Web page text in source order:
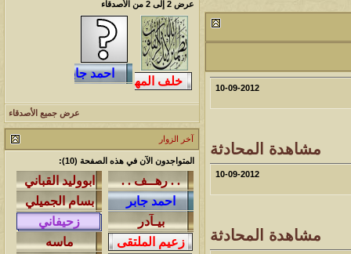
آخر مشاركة
آخر رد: احمد جابر
المشاهدات
آخر مشاركة
خلف المهدي
مشاركات المشاهدات
آخر مشاركة
96128 آخر رد:ابن صلفيق
آخر مشاركة
30
100325 آخر رد:الميآسية
10-09-2012
مشاهدة المحادثة
10-09-2012
مشاهدة المحادثة
عرض 2 إلى 2 من الأصدقاء
عرض جميع الأصدقاء
آخر الزوار
المتواجدون الآن في هذه الصفحة (10):